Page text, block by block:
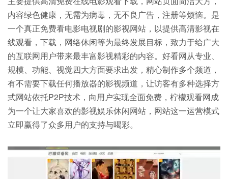
内容绿色健康，无需为病毒，无不良广告，注册等烦恼。是
一个真正免费看电影电视剧的影视网站，以提供高清影视在
线观看，下载，网络休闲等为最终发展目标，致力于给广大
的互联网用户带来最丰富影视精彩的内容。好看网从专业、
规模、功能、视觉四大方面要求出发，精心制作多个频道，
有不需要下载任何播放器的影视频道，让访客有多种选择方
式网站依托P2P技术，向用户实现全面免费，柠檬观看网成
为一个让大家喜欢的影视娱乐休闲网站，网站这一运营模式
立即赢得了众多用户的支持与喝彩。